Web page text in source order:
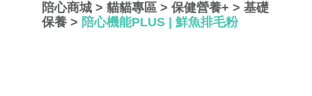
陪心商城 > 貓貓專區 > 保健營養+ > 基礎
保養 > 陪心機能PLUS | 鮮魚排毛粉